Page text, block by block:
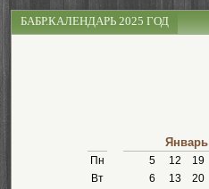
БАБР.КАЛЕНДАРЬ 2025 ГОД
Пн
Вт
Январь
5 12 19
6
13 20